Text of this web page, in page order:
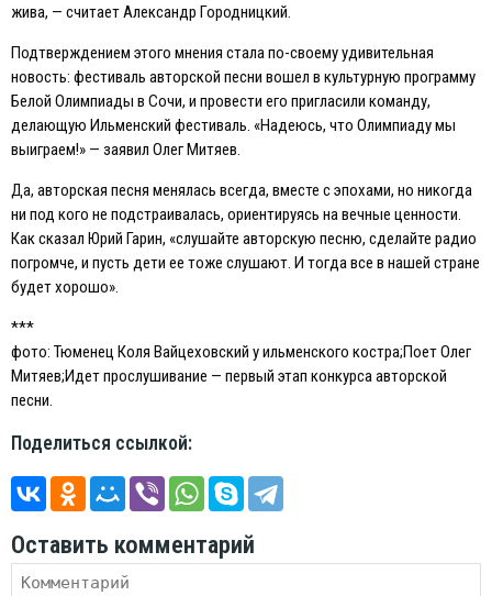
жива, — считает Александр Городницкий.
Подтверждением этого мнения стала по-своему удивительная
новость: фестиваль авторской песни вошел в культурную программу
Белой Олимпиады в Сочи, и провести его пригласили команду,
делающую Ильменский фестиваль. «Надеюсь, что Олимпиаду мы
выиграем!» — заявил Олег Митяев.
Да, авторская песня менялась всегда, вместе с эпохами, но никогда
ни под кого не подстраивалась, ориентируясь на вечные ценности.
Как сказал Юрий Гарин, «слушайте авторскую песню, сделайте радио
погромче, и пусть дети ее тоже слушают. И тогда все в нашей стране
будет хорошо».
***
фото: Тюменец Коля Вайцеховский у ильменского костра;Поет Олег
Митяев;Идет прослушивание — первый этап конкурса авторской
песни.
Поделиться ссылкой:
Оставить комментарий